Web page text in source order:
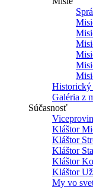
Historický
Galéria z
Súčasnosť
Kláštor
Kláštor
Kláštor
Kláštor
Kláštor
My vo